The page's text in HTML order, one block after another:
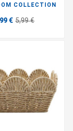
COLLECTION
€ 5,99 €